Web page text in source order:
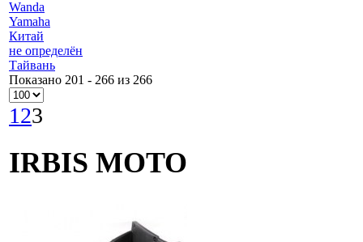
Wanda
Yamaha
Китай
не определён
Тайвань
Показано 201 - 266 из 266
123
IRBIS MOTO